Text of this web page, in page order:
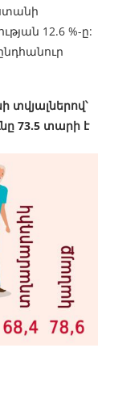
12.6 %-ը:
տվյալներով՝
73.5 տարի է